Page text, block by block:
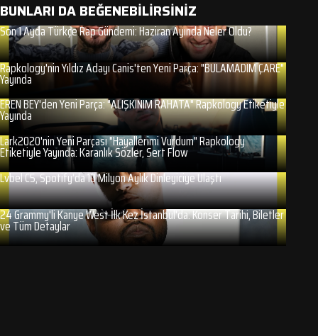
BUNLARI DA BEĞENEBİLİRSİNİZ
Son 1 Ayda Türkçe Rap Gündemi: Haziran Ayında Neler Oldu?
Rapkology'nin Yıldız Adayı Canis'ten Yeni Parça: "BULAMADIM ÇARE"
Yayında
EREN BEY'den Yeni Parça: "ALIŞKINIM RAHATA" Rapkology Etiketiyle
Yayında
Lark2020'nin Yeni Parçası "Hayallerimi Vurdum" Rapkology
Etiketiyle Yayında: Karanlık Sözler, Sert Flow
Lvbel C5, Spotify’da 10 Milyon Aylık Dinleyiciye Ulaştı
24 Grammy'li Kanye West İlk Kez İstanbul'da: Konser Tarihi, Biletler
ve Tüm Detaylar